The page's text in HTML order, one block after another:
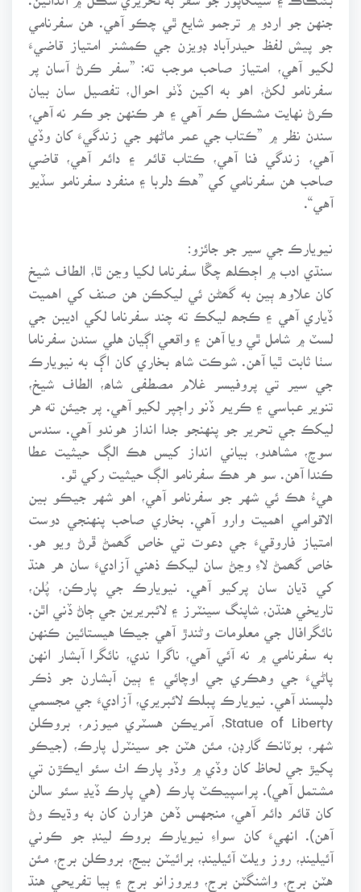
جنهن جو اردو ۾ ترجمو شايع ٿي چڪو آهي. هن سفرنامي
جو پيش لفظ حيدرآباد ڊويزن جي ڪمشنر امتياز قاضيءَ
لکيو آهي، امتياز صاحب موجب ته: ”سفر ڪرڻ آسان پر
سفرنامو لکڻ، اهو به اکين ڏٺو احوال، تفصيل سان بيان
ڪرڻ نهايت مشڪل ڪم آهي ۽ هر ڪنهن جو ڪم نه آهي،
سندن نظر ۾ ”ڪتاب جي عمر ماڻهو جي زندگيءَ کان وڏي
آهي، زندگي فنا آهي، ڪتاب قائم ۽ دائم آهي، قاضي
صاحب هن سفرنامي کي ”هڪ دلربا ۽ منفرد سفرنامو سڏيو
آهي“.
نيويارڪ جي سير جو جائزو:
سنڌي ادب ۾ اڄڪلھ چڱا سفرناما لکيا وڃن ٿا، الطاف شيخ
کان علاوه ٻين به گھڻن ئي ليکڪن هن صنف کي اهميت
ڏياري آهي ۽ ڪجھ ليکڪ ته چند سفرناما لکي اديبن جي
لسٽ ۾ شامل ٿي ويا آهن ۽ واقعي اڳيان هلي سندن سفرناما
سٺا ثابت ٿيا آهن. شوڪت شاھ بخاري کان اڳ به نيويارڪ
جي سير تي پروفيسر غلام مصطفى شاھ، الطاف شيخ،
تنوير عباسي ۽ ڪريم ڏنو راڄپر لکيو آهي. پر جيئن ته هر
ليکڪ جي تحرير جو پنهنجو جدا انداز هوندو آهي. سندس
سوچ، مشاهدو، بياني انداز کيس هڪ الڳ حيثيت عطا
ڪندا آهن. سو هر هڪ سفرنامو الڳ حيثيت رکي ٿو.
هيءُ هڪ ئي شهر جو سفرنامو آهي، اهو شهر جيڪو بين
الاقوامي اهميت وارو آهي. بخاري صاحب پنهنجي دوست
امتياز فاروقيءَ جي دعوت تي خاص گھمڻ ڦرڻ ويو هو.
خاص گھمڻ لاءِ وڃڻ سان ليکڪ ذهني آزاديءَ سان هر هنڌ
کي ڌيان سان پرکيو آهي. نيويارڪ جي پارڪن، پُلن،
تاريخي هنڌن، شاپنگ سينٽرز ۽ لائبريرين جي ڄاڻ ڏني اٿن.
نائگرافال جي معلومات وڻندڙ آهي جيڪا هيستائين ڪنهن
به سفرنامي ۾ نه آئي آهي، ناگرا ندي، نائگرا آبشار انهن
پاڻيءَ جي وهڪري جي اوچائي ۽ ٻين آبشارن جو ذڪر
دلپسند آهي. نيويارڪ پبلڪ لائبريري، آزاديءَ جي مجسمي
Statue of Liberty، آمريڪن هسٽري ميوزم، بروڪلن
شهر، بوٽانڪ گارڊن، مئن هٽن جو سينٽرل پارڪ، (جيڪو
پکيڙ جي لحاظ کان وڏي ۾ وڏو پارڪ اٺ سئو ايڪڙن تي
مشتمل آهي). پراسپيڪٽ پارڪ (هي پارڪ ڏيڍ سئو سالن
کان قائم دائم آهي، منجهس ڏهن هزارن کان به وڌيڪ وڻ
آهن). انهيءَ کان سواءِ نيويارڪ بروڪ لينڊ جو ڪوني
آئيلينڊ، روز ويلٽ آئيلينڊ، برائيٽن بيج، بروڪلن برج، مئن
هٽن برج، واشنگٽن برج، ويروزانو برج ۽ ٻيا تفريحي هنڌ